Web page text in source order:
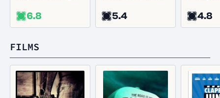
6.8 5.4 4.8
FILMS